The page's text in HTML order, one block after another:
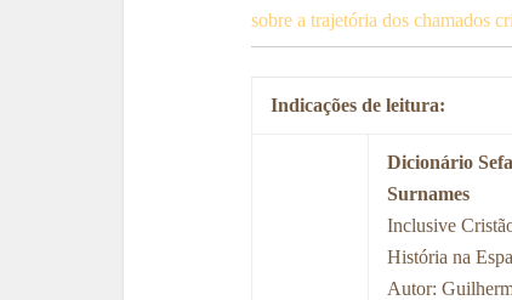
sobre a trajetória dos chamados
Indicações de leitura:
Dicionário
Surnames
Inclusive
História na
Autor: